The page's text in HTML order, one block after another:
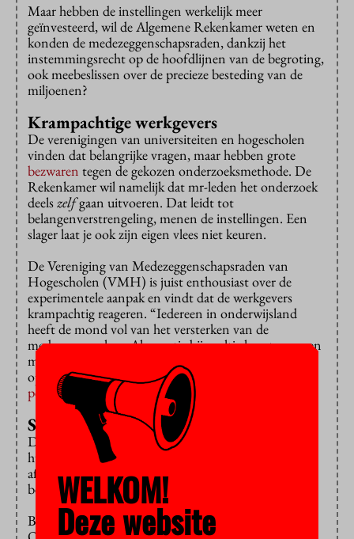
Maar hebben de instellingen werkelijk meer
geïnvesteerd, wil de Algemene Rekenkamer weten en
konden de medezeggenschapsraden, dankzij het
instemmingsrecht op de hoofdlijnen van de begroting,
ook meebeslissen over de precieze besteding van de
miljoenen?
Krampachtige werkgevers
De verenigingen van universiteiten en hogescholen
vinden dat belangrijke vragen, maar hebben grote
bezwaren tegen de gekozen onderzoeksmethode. De
Rekenkamer wil namelijk dat mr-leden het onderzoek
deelszelfgaan uitvoeren. Dat leidt tot
belangenverstrengeling, menen de instellingen. Een
slager laat je ook zijn eigen vlees niet keuren.
De Vereniging van Medezeggenschapsraden van
Hogescholen (VMH) is juist enthousiast over de
experimentele aanpak en vindt dat de werkgevers
krampachtig reageren. “Iedereen in onderwijsland
heeft de mond vol van het versterken van de
medezeggenschap. Als puntje bij paaltje komt, zou een
meer autonoom functionerende medezeggenschap
opeens ‘gekleurde’ informatie genereren”, staat in een
persbericht
te lezen.
Studenten willen meedoen
De VMH “kan zich voorstellen” dat raden dit najaar
hun instemming met de begroting onder meer laten
afhangen van de medewerking van hun college van
bestuur aan het onderzoek van de Rekenkamer.
Bestuurder Gijsbert Brinkman van het Studenten
WELKOM!
Deze website